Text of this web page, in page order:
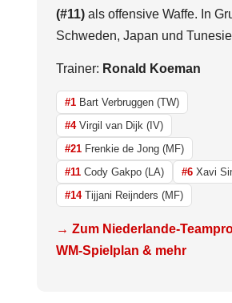
(#11) als offensive Waffe. In
Schweden, Japan und
Trainer: Ronald Koeman
#1 Bart Verbruggen (TW)
#4Virgil van Dijk (IV)
#21 Frenkie de Jong (MF)
#11 Cody Gakpo (LA) #6 Xavi
#14Tijjani Reijnders (MF)
→ Zum Niederlande-
WM-Spielplan & mehr